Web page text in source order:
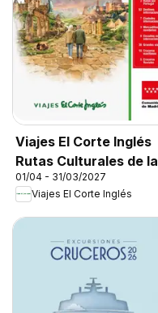
Viajes El Corte Inglés
Rutas Culturales de la
Comunidad de Madrid
01/04 - 31/03/2027
Viajes El Corte Inglés